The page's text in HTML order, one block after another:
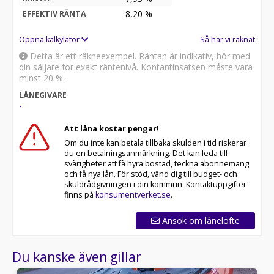
EFFEKTIV RÄNTA 8,20 %
Öppna kalkylator Så har vi räknat
Detta är ett räkneexempel. Räntan är indikativ, hör med
din säljare för exakt räntenivå. Kontantinsatsen måste vara
minst 20 %.
LÅNEGIVARE
-
Att låna kostar pengar!
Om du inte kan betala tillbaka skulden i tid riskerar
du en betalningsanmärkning. Det kan leda till
svårigheter att få hyra bostad, teckna abonnemang
och få nya lån. För stöd, vänd dig till budget- och
skuldrådgivningen i din kommun. Kontaktuppgifter
finns på konsumentverket.se.
Ansök om lånelöfte
Du kanske även gillar